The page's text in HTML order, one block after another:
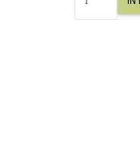
Hop
Einschlafhilfe